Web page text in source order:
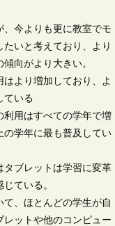
、今よりも更に教室でモ
いと考えており、より
向がより大きい。
はより増加しており、よ
ている
利用はすべての学年で増
の学年に最も普及してい
タブレットは学習に変革
ている。
て、ほとんどの学生が自
レットや他のコンピュー